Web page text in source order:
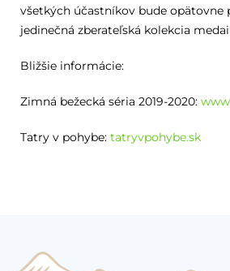
všetkých účastníkov bude opätovne
jedinečná zberateľská kolekcia
Bližšie informácie:
Zimná bežecká séria 2019-2020:
Tatry v pohybe: tatryvpohybe.sk